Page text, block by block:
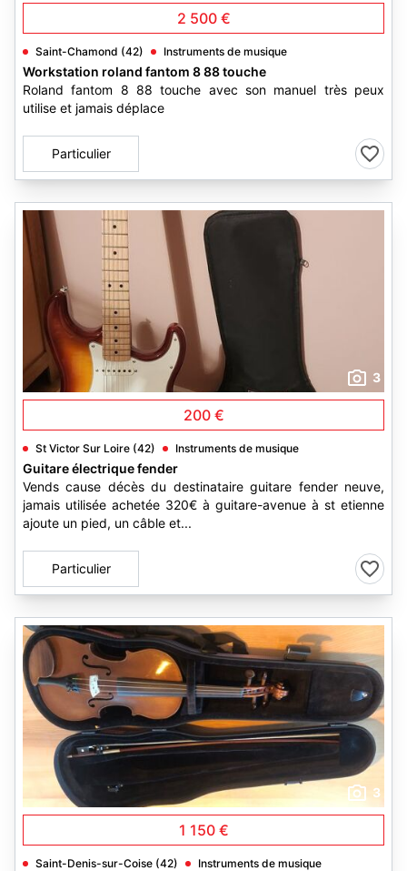
2 500 €
Saint-Chamond (42) Instruments de musique
Workstation roland fantom 8 88 touche
Roland fantom 8 88 touche avec son manuel très peux
utilise et jamais déplace
Particulier
3
200 €
St Victor Sur Loire (42) Instruments de musique
Guitare électrique fender
Vends cause décès du destinataire guitare fender neuve,
jamais utilisée achetée 320€ à guitare-avenue à st etienne
ajoute un pied, un câble et...
Particulier
3
1 150 €
Saint-Denis-sur-Coise (42) Instruments de musique